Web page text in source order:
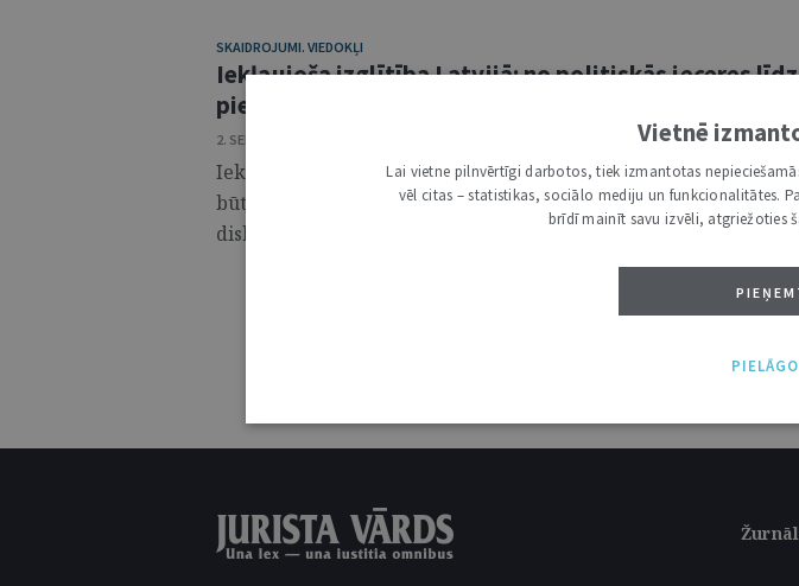
SKAIDROJUMI. VIEDOKĻI
Iekļaujoša izglītība Latvijā: no politiskās ieceres
pielietojumam
2. SEPTEMBRIS 2025 • NR. 35 (1405)
Iekļaujoša izglītība mūsdienu sabiedrībā tiek uzskatīta par
būtiskākajiem kvalitatīvas izglītības stūrakmeņiem, kas balstās
diskriminācijas nepieļaujamības un personības ...
Vietnē
Lai vietne pilnvērtīgi darbotos, tiek izmantotas
vēl citas – statistikas, sociālo mediju un funkcionalitātes.
brīdī mainīt savu izvēli, atgriežoties